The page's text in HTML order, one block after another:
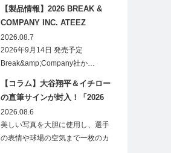
【製品情報】2026 BREAK &
COMPANY INC. ATEEZ
TELECA COLLECTION CARD
2026.08.7
2026年9月14日 発売予定
Break&amp;Company社か…
【コラム】大谷翔平＆イチロー
の直筆サインが封入！「2026
Topps NPB Stadium Club」が
見逃せない
2026.08.6
美しい写真を大胆に使用し、選手
の表情や球場の空気まで一枚のカ